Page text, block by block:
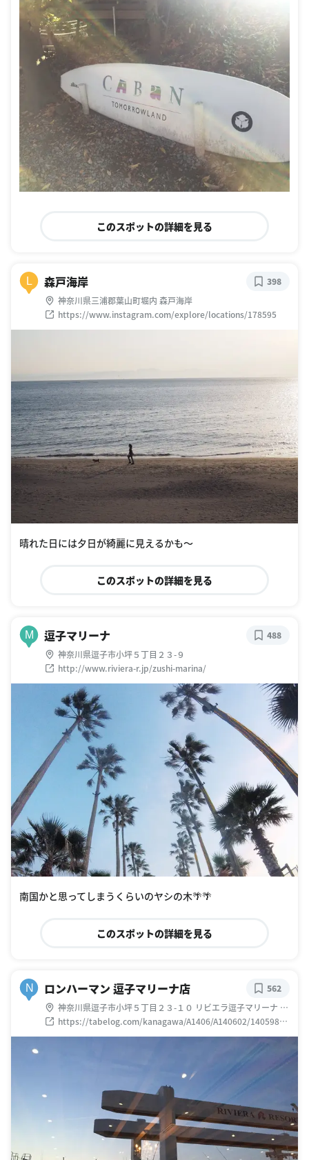
このスポットの詳細を見る
L 森戸海岸
神奈川県三浦郡葉山町堀内 森戸海岸
https://www.instagram.com/explore/locations/178595
398
晴れた日には夕日が綺麗に見えるかも〜
このスポットの詳細を見る
M 逗子マリーナ
神奈川県逗子市小坪５丁目２３-９
http://www.riviera-r.jp/zushi-marina/
488
南国かと思ってしまうくらいのヤシの木🌴🌴
このスポットの詳細を見る
N ロンハーマン 逗子マリーナ店
神奈川県逗子市小坪５丁目２３-１０ リビエラ逗子マリーナ 本
館１階
https://tabelog.com/kanagawa/A1406/A140602/14059814
/
562